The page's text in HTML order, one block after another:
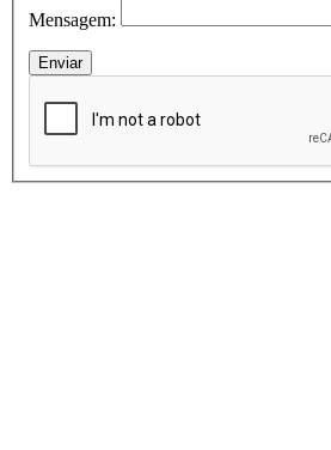
Mensagem: